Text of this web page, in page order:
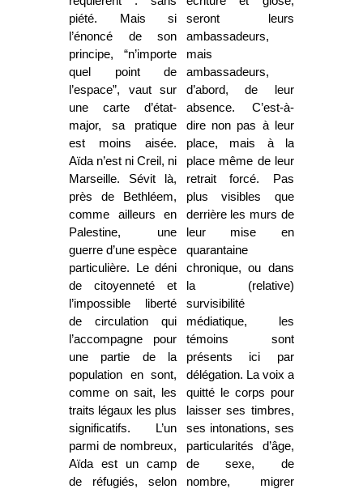
piété. Mais si
l’énoncé de son
principe, “n’importe
quel point de
l’espace”, vaut sur
une carte d’état-
major, sa pratique
est moins aisée.
Aïda n’est ni Creil, ni
Marseille. Sévit là,
près de Bethléem,
comme ailleurs en
Palestine, une
guerre d’une espèce
particulière. Le déni
de citoyenneté et
l’impossible liberté
de circulation qui
l’accompagne pour
une partie de la
population en sont,
comme on sait, les
traits légaux les plus
significatifs. L’un
parmi de nombreux,
Aïda est un camp
de réfugiés, selon
seront leurs
ambassadeurs,
mais
ambassadeurs,
d’abord, de leur
absence. C’est-à-
dire non pas à leur
place, mais à la
place même de leur
retrait forcé. Pas
plus visibles que
derrière les murs de
leur mise en
quarantaine
chronique, ou dans
la (relative)
survisibilité
médiatique, les
témoins sont
présents ici par
délégation. La voix a
quitté le corps pour
laisser ses timbres,
ses intonations, ses
particularités d’âge,
de sexe, de
nombre, migrer